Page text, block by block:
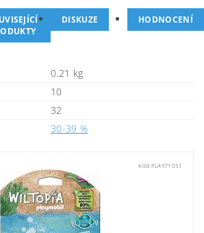
DISKUZE HODNOCENÍ
0.21 kg
10
32
30-39 %
Kód: PLAY71051